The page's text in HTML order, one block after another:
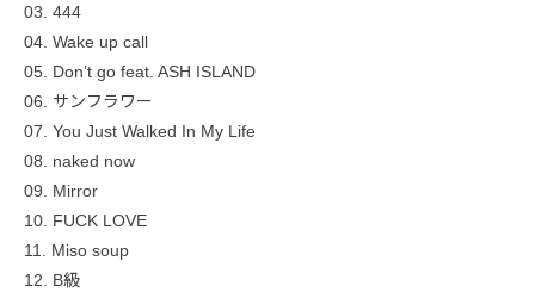
03. 444
04. Wake up call
05. Don’t go feat. ASH ISLAND
06. サンフラワー
07. You Just Walked In My Life
08. naked now
09. Mirror
10. FUCK LOVE
11. Miso soup
12. B級